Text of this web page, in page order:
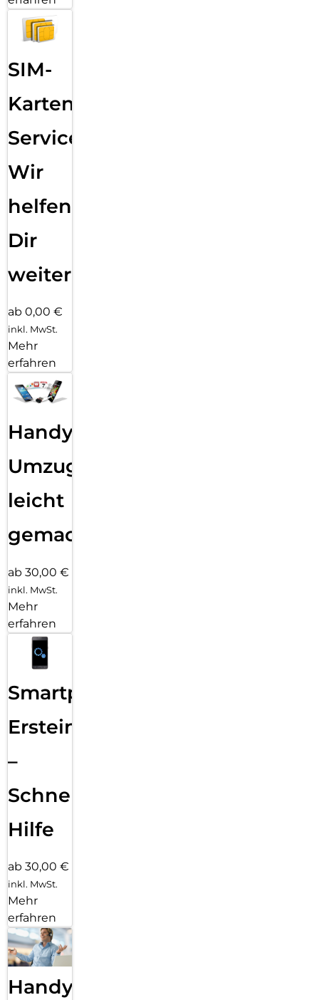
SIM-
Karten
Service:
Wir
helfen
Dir
weiter
ab 0,00 €
inkl. MwSt.
Mehr
erfahren
Handy
Umzug
leicht
gemacht!
ab 30,00 €
inkl. MwSt.
Mehr
erfahren
Smartphone
Ersteinrichtung
–
Schnelle
Hilfe
ab 30,00 €
inkl. MwSt.
Mehr
erfahren
Handy